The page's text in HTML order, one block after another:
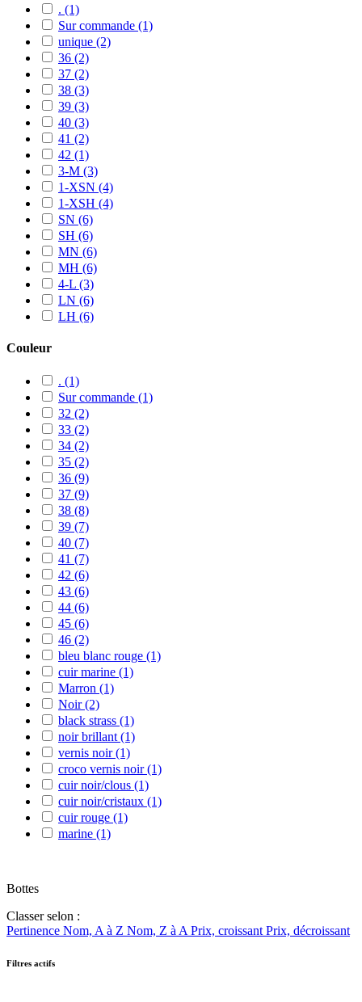
. (1)
Sur commande (1)
unique (2)
36 (2)
37 (2)
38 (3)
39 (3)
40 (3)
41 (2)
42 (1)
3-M (3)
1-XSN (4)
1-XSH (4)
SN (6)
SH (6)
MN (6)
MH (6)
4-L (3)
LN (6)
LH (6)
Couleur
. (1)
Sur commande (1)
32 (2)
33 (2)
34 (2)
35 (2)
36 (9)
37 (9)
38 (8)
39 (7)
40 (7)
41 (7)
42 (6)
43 (6)
44 (6)
45 (6)
46 (2)
bleu blanc rouge (1)
cuir marine (1)
Marron (1)
Noir(2)
black strass (1)
noir brillant (1)
vernis noir(1)
croco vernis noir(1)
cuir noir/clous (1)
cuir noir/cristaux (1)
cuir rouge (1)
marine (1)
Bottes
Classer selon :
Pertinence Nom, A à Z Nom, Z à A Prix, croissant Prix, décroissant
Filtres actifs